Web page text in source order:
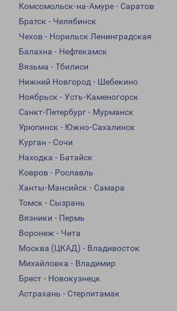
Комсомольск-на-Амуре - Саратов
Братск - Челябинск
Чехов - Норильск Ленинградская
Балахна - Нефтекамск
Вязьма - Тбилиси
Нижний Новгород - Шебекино
Ноябрьск - Усть-Каменогорск
Санкт-Петербург - Мурманск
Урюпинск - Южно-Сахалинск
Курган - Сочи
Находка - Батайск
Ковров - Рославль
Ханты-Мансийск - Самара
Томск - Сызрань
Вязники - Пермь
Воронеж - Чита
Москва (ЦКАД) - Владивосток
Михайловка - Владимир
Брест - Новокузнецк
Астрахань - Стерлитамак